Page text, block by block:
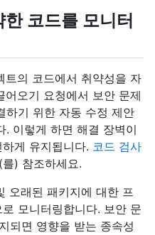
코드를 모니터
트의 코드에서 취약성을 자
어오기 요청에서 보안 문제
하기 위한 자동 수정 제안
. 이렇게 하면 해결 장벽이
게 유지됩니다. 코드 검사
를) 참조하세요.
오래된 패키지에 대한 프
모니터링합니다. 보안 문
되면 영향을 받는 종속성